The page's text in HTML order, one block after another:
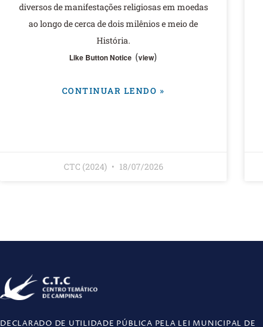
diversos de manifestações religiosas em moedas
ao longo de cerca de dois milênios e meio de
História.
Like Button Notice (view)
CONTINUAR LENDO »
CTC (2024) 18/07/2026
DECLARADO DE UTILIDADE PÚBLICA PELA LEI MUNICIPAL DE